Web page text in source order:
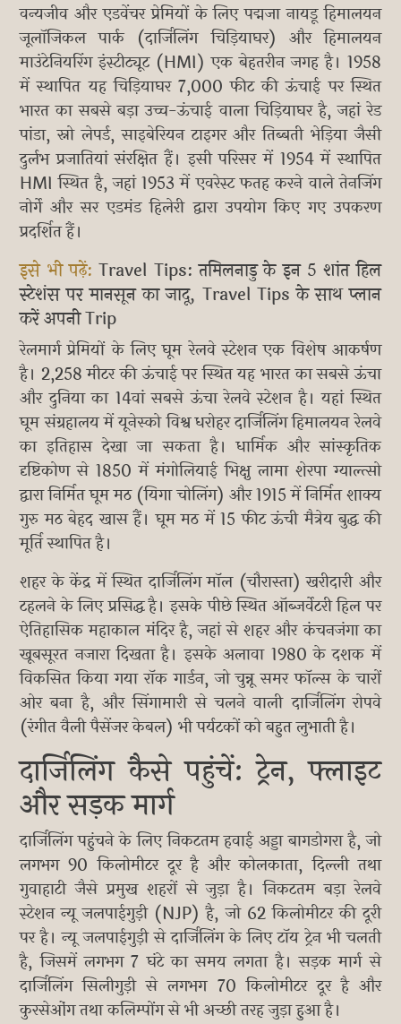
वन्यजीव और एडवेंचर प्रेमियों के लिए पद्मजा नायडू हिमालयन
जूलॉजिकल पार्क (दार्जिलिंग चिड़ियाघर) और हिमालयन
माउंटेनियरिंग इंस्टीट्यूट (HMI) एक बेहतरीन जगह है। 1958
में स्थापित यह चिड़ियाघर 7,000 फीट की ऊंचाई पर स्थित
भारत का सबसे बड़ा उच्च-ऊंचाई वाला चिड़ियाघर है, जहां रेड
पांडा, स्नो लेपर्ड, साइबेरियन टाइगर और तिब्बती भेड़िया जैसी
दुर्लभ प्रजातियां संरक्षित हैं। इसी परिसर में 1954 में स्थापित
HMI स्थित है, जहां 1953 में एवरेस्ट फतह करने वाले तेनजिंग
नोर्गे और सर एडमंड हिलेरी द्वारा उपयोग किए गए उपकरण
प्रदर्शित हैं।
इसे भी पढ़ें:Travel Tips: तमिलनाडु के इन 5 शांत हिल
स्टेशंस पर मानसून का जादू, Travel Tips के साथ प्लान
करें अपनी Trip
रेलमार्ग प्रेमियों के लिए घूम रेलवे स्टेशन एक विशेष आकर्षण
है। 2,258 मीटर की ऊंचाई पर स्थित यह भारत का सबसे ऊंचा
और दुनिया का 14वां सबसे ऊंचा रेलवे स्टेशन है। यहां स्थित
घूम संग्रहालय में यूनेस्को विश्व धरोहर दार्जिलिंग हिमालयन रेलवे
का इतिहास देखा जा सकता है। धार्मिक और सांस्कृतिक
दृष्टिकोण से 1850 में मंगोलियाई भिक्षु लामा शेरपा ग्याल्त्सो
द्वारा निर्मित घूम मठ (यिगा चोलिंग) और 1915 में निर्मित शाक्य
गुरु मठ बेहद खास हैं। घूम मठ में 15 फीट ऊंची मैत्रेय बुद्ध की
मूर्ति स्थापित है।
शहर के केंद्र में स्थित दार्जिलिंग मॉल (चौरास्ता) खरीदारी और
टहलने के लिए प्रसिद्ध है। इसके पीछे स्थित ऑब्जर्वेटरी हिल पर
ऐतिहासिक महाकाल मंदिर है, जहां से शहर और कंचनजंगा का
खूबसूरत नजारा दिखता है। इसके अलावा 1980 के दशक में
विकसित किया गया रॉक गार्डन, जो चुन्नू समर फॉल्स के चारों
ओर बना है, और सिंगामारी से चलने वाली दार्जिलिंग रोपवे
(रंगीत वैली पैसेंजर केबल) भी पर्यटकों को बहुत लुभाती है।
दार्जिलिंग कैसे पहुंचें: ट्रेन, फ्लाइट
और सड़क मार्ग
दार्जिलिंग पहुंचने के लिए निकटतम हवाई अड्डा बागडोगरा है, जो
लगभग 90 किलोमीटर दूर है और कोलकाता, दिल्ली तथा
गुवाहाटी जैसे प्रमुख शहरों से जुड़ा है। निकटतम बड़ा रेलवे
स्टेशन न्यू जलपाईगुड़ी (NJP) है, जो 62 किलोमीटर की दूरी
पर है। न्यू जलपाईगुड़ी से दार्जिलिंग के लिए टॉय ट्रेन भी चलती
है, जिसमें लगभग 7 घंटे का समय लगता है। सड़क मार्ग से
दार्जिलिंग सिलीगुड़ी से लगभग 70 किलोमीटर दूर है और
कुरसेओंग तथा कलिम्पोंग से भी अच्छी तरह जुड़ा हुआ है।